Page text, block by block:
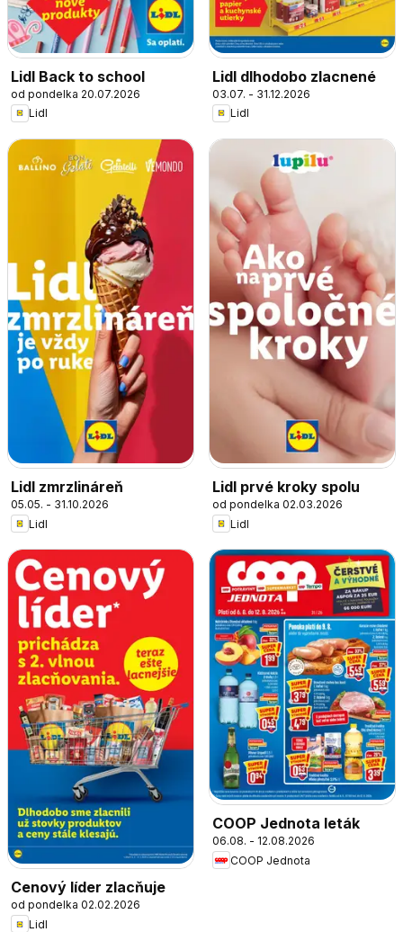
Lidl Back to school
od pondelka 20.07.2026
Lidl
Lidl dlhodobo zlacnené
03.07. - 31.12.2026
Lidl
Lidl zmrzlináreň
05.05. - 31.10.2026
Lidl
Lidl prvé kroky spolu
od pondelka 02.03.2026
Lidl
Cenový líder zlacňuje
od pondelka 02.02.2026
Lidl
COOP Jednota leták
06.08. - 12.08.2026
COOP Jednota